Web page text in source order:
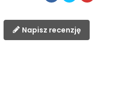
Napisz recenzję